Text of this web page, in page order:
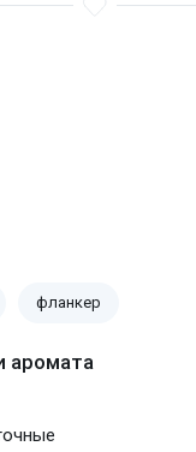
фланкер
аромата